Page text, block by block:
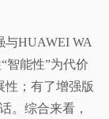
与HUAWEI WA
智能性”为代价
性；有了增强版
。综合来看，